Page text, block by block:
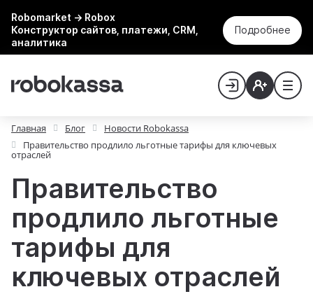
Robomarket → Robox
Конструктор сайтов, платежи, CRM,
аналитика
Подробнее
Главная Блог
Новости Robokassa
Правительство продлило льготные тарифы для ключевых
отраслей
Правительство
продлило льготные
тарифы для
ключевых отраслей